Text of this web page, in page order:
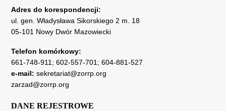
Adres do korespondencji:
ul. gen. Władysława Sikorskiego 2 m. 18
05-101 Nowy Dwór Mazowiecki
Telefon komórkowy:
661-748-911; 602-557-701; 604-881-527
e-mail: sekretariat@zorrp.org
zarzad@zorrp.org
DANE REJESTROWE